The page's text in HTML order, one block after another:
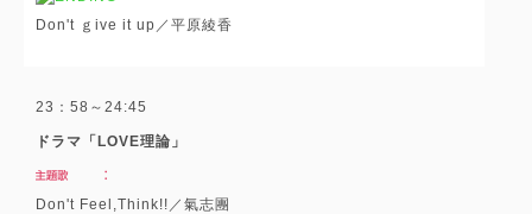
Don't ｇive it up／平原綾香
23：58～24:45
ドラマ「LOVE理論」
Don't Feel,Think!!／氣志團